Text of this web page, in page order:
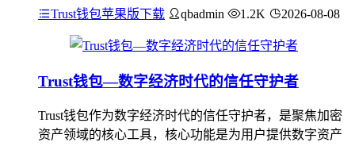
Trust钱包苹果版下载 qbadmin 1.2K 2026-08-08
Trust钱包—数字经济时代的信任守护者
Trust钱包作为数字经济时代的信任守护者，是聚焦加密
资产领域的核心工具，核心功能是为用户提供数字资产